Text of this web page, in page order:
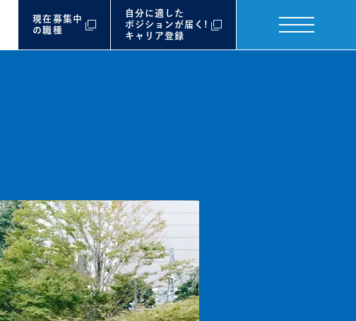
現在募集中
の職種
自分に適した
ポジションが届く!
キャリア登録